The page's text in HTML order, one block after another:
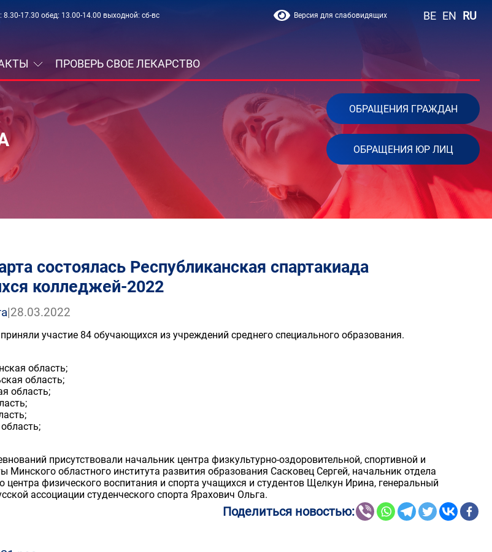
8.30-17.30 обед: 13.00-14.00 выходной: сб-вс Версия для слабовидящих BE EN RU
ПРОВЕРЬ СВОЕ ЛЕКАРСТВО
ОБРАЩЕНИЯ ГРАЖДАН
ОБРАЩЕНИЯ ЮР ЛИЦ
состоялась Республиканская спартакиада
колледжей-2022
|28.03.2022
участие 84 обучающихся из учреждений среднего специального образования.
область;
область;
область;
присутствовали начальник центра физкультурно-оздоровительной, спортивной и
Минского областного института развития образования Сасковец Сергей, начальник отдела
центра физического воспитания и спорта учащихся и студентов Щелкун Ирина, генеральный
ассоциации студенческого спорта Ярахович Ольга.
Поделиться новостью: